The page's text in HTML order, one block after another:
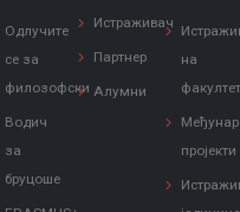
Одлучите
се за
филозофски
Водич
за
бруцоше
Истраживач
Партнер
Алумни
на
пројекти